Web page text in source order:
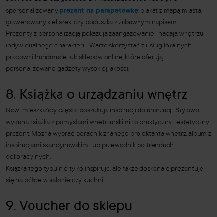
spersonalizowany prezent na parapetówkę: plakat z mapą miasta,
grawerowany kieliszek, czy poduszka z zabawnym napisem.
Prezenty z personalizacją pokazują zaangażowanie i nadają wnętrzu
indywidualnego charakteru. Warto skorzystać z usług lokalnych
pracowni handmade lub sklepów online, które oferują
personalizowane gadżety wysokiej jakości.
8. Książka o urządzaniu wnętrz
Nowi mieszkańcy często poszukują inspiracji do aranżacji. Stylowo
wydana książka z pomysłami wnętrzarskimi to praktyczny i estetyczny
prezent. Można wybrać poradnik znanego projektanta wnętrz, album z
inspiracjami skandynawskimi lub przewodnik po trendach
dekoracyjnych.
Książka tego typu nie tylko inspiruje, ale także doskonale prezentuje
się na półce w salonie czy kuchni.
9. Voucher do sklepu